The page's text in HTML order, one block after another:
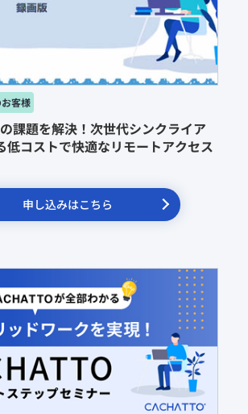
課題を解決！次世代シンクライア
低コストで快適なリモートアクセス
申し込みはこちら